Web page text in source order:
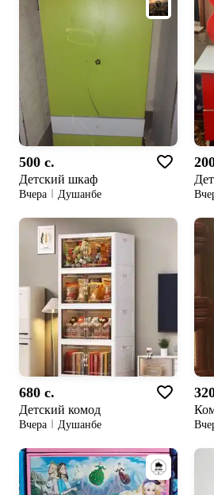
500 c.
Детский шкаф
Вчера Душанбе
680 c.
Детский комод
Вчера Душанбе